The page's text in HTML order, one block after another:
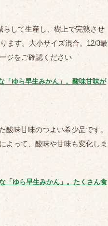
らして生産し、樹上で完熟させ
ます。大小サイズ混合。12/3最
ジをご確認ください
「ゆら早生みかん」。酸味甘味が
酸味甘味のつよい希少品です。
よって、酸味や甘味も変化しま
「ゆら早生みかん」。たくさん食